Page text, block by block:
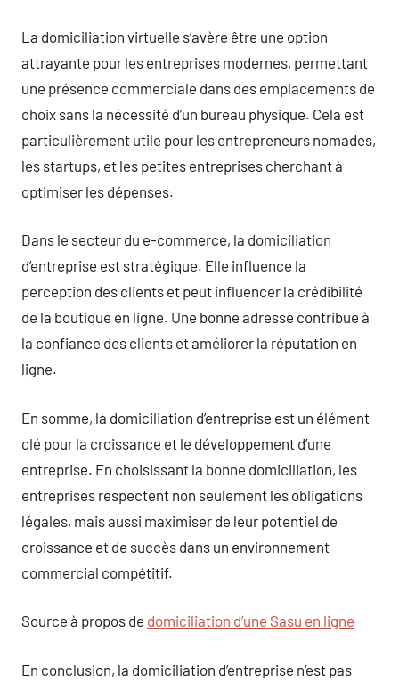
La domiciliation virtuelle s’avère être une option
attrayante pour les entreprises modernes, permettant
une présence commerciale dans des emplacements de
choix sans la nécessité d’un bureau physique. Cela est
particulièrement utile pour les entrepreneurs nomades,
les startups, et les petites entreprises cherchant à
optimiser les dépenses.
Dans le secteur du e-commerce, la domiciliation
d’entreprise est stratégique. Elle influence la
perception des clients et peut influencer la crédibilité
de la boutique en ligne. Une bonne adresse contribue à
la confiance des clients et améliorer la réputation en
ligne.
En somme, la domiciliation d’entreprise est un élément
clé pour la croissance et le développement d’une
entreprise. En choisissant la bonne domiciliation, les
entreprises respectent non seulement les obligations
légales, mais aussi maximiser de leur potentiel de
croissance et de succès dans un environnement
commercial compétitif.
Source à propos de domiciliation d’une Sasu en ligne
En conclusion, la domiciliation d’entreprise n’est pas